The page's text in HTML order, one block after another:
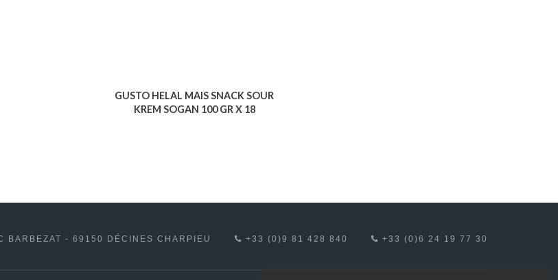
GUSTO HELAL MAIS SNACK SOUR
KREM SOGAN 100 GR X 18
BARBEZAT - 69150 DÉCINES CHARPIEU +33 (0)9 81 428 840 +33 (0)6 24 19 77 30